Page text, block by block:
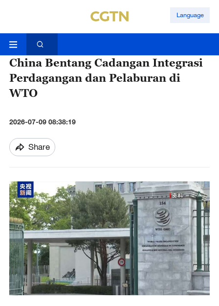
Language
China Bentang Cadangan Integrasi
Perdagangan dan Pelaburan di
WTO
2026-07-09 08:38:19
Share